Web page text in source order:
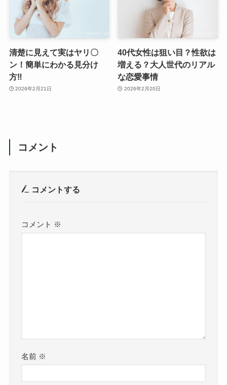
清楚に見えて実はヤリ〇
ン！簡単にわかる見分け
方‼
2026年2月21日
40代女性は狙い目？性欲は
増える？大人世代のリアル
な恋愛事情
2026年2月20日
コメント
コメントする
コメント ※
名前 ※